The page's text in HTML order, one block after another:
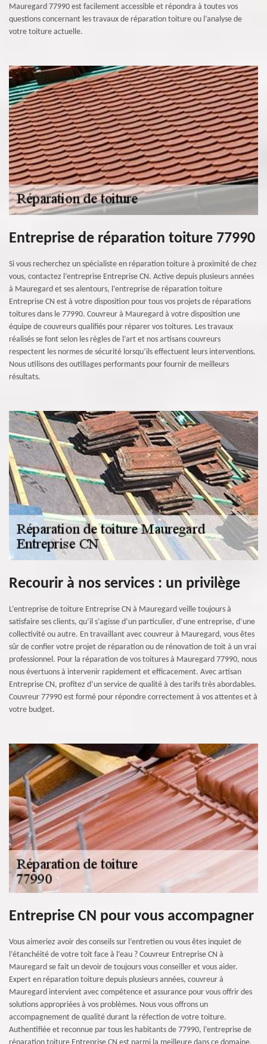
Mauregard 77990 est facilement accessible et répondra à toutes vos
questions concernant les travaux de réparation toiture ou l’analyse de
votre toiture actuelle.
Entreprise de réparation toiture 77990
Si vous recherchez un spécialiste en réparation toiture à proximité de chez
vous, contactez l’entreprise Entreprise CN. Active depuis plusieurs années
à Mauregard et ses alentours, l’entreprise de réparation toiture
Entreprise CN est à votre disposition pour tous vos projets de réparations
toitures dans le 77990. Couvreur à Mauregard à votre disposition une
équipe de couvreurs qualifiés pour réparer vos toitures. Les travaux
réalisés se font selon les règles de l’art et nos artisans couvreurs
respectent les normes de sécurité lorsqu’ils effectuent leurs interventions.
Nous utilisons des outillages performants pour fournir de meilleurs
résultats.
Recourir à nos services : un privilège
L’entreprise de toiture Entreprise CN à Mauregard veille toujours à
satisfaire ses clients, qu’il s’agisse d’un particulier, d’une entreprise, d’une
collectivité ou autre. En travaillant avec couvreur à Mauregard, vous êtes
sûr de confier votre projet de réparation ou de rénovation de toit à un vrai
professionnel. Pour la réparation de vos toitures à Mauregard 77990, nous
nous évertuons à intervenir rapidement et efficacement. Avec artisan
Entreprise CN, profitez d’un service de qualité à des tarifs très abordables.
Couvreur 77990 est formé pour répondre correctement à vos attentes et à
votre budget.
Entreprise CN pour vous accompagner
Vous aimeriez avoir des conseils sur l’entretien ou vous êtes inquiet de
l’étanchéité de votre toit face à l’eau ? Couvreur Entreprise CN à
Mauregard se fait un devoir de toujours vous conseiller et vous aider.
Expert en réparation toiture depuis plusieurs années, couvreur à
Mauregard intervient avec compétence et assurance pour vous offrir des
solutions appropriées à vos problèmes. Nous vous offrons un
accompagnement de qualité durant la réfection de votre toiture.
Authentifiée et reconnue par tous les habitants de 77990, l’entreprise de